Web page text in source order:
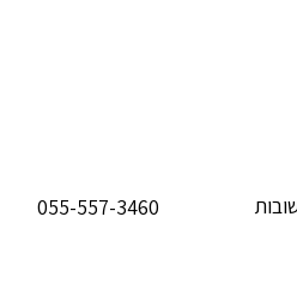
055-557-3460